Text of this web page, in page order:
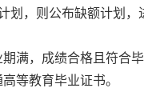
，则公布缺额计划，
满，成绩合格且符合
等教育毕业证书。